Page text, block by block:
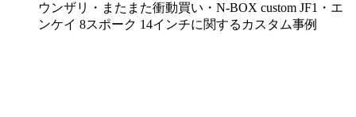
ウンザリ・またまた衝動買い・N-BOX custom JF1・エ
ンケイ 8スポーク 14インチに関するカスタム事例